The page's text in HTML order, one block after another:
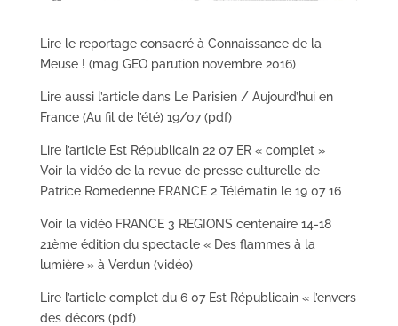
Lire le reportage consacré à Connaissance de la
Meuse ! (mag GEO parution novembre 2016)
Lire aussi l’article dans Le Parisien / Aujourd’hui en
France (Au fil de l’été) 19/07(pdf)
Lire l’article Est Républicain 22 07 ER « complet»
Voir la vidéo de la revue de presse culturelle de
Patrice Romedenne FRANCE 2 Télématin le 19 07 16
Voir la vidéo FRANCE 3 REGIONS centenaire 14-18
21ème édition du spectacle « Des flammes à la
lumière » à Verdun (vidéo)
Lire l’article complet du 6 07 Est Républicain « l’envers
des décors (pdf)